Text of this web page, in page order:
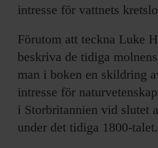
intresse för vattnets
Förutom att teckna Luke
beskriva de tidiga
man i boken en skildring
intresse för
i Storbritannien vid slutet
under det tidiga 1800-talet.